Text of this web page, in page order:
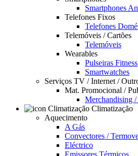
Smartphones
Telefones Fixos
Telefones
Telemóveis / Cartões
Telemóveis
Wearables
Pulseiras Fitness
Smartwatches
Serviços TV / Internet /
Mat. Promocional /
Merchandising
Climatização
Aquecimento
A Gás
Convectores /
Eléctrico
Emissores Térmicos